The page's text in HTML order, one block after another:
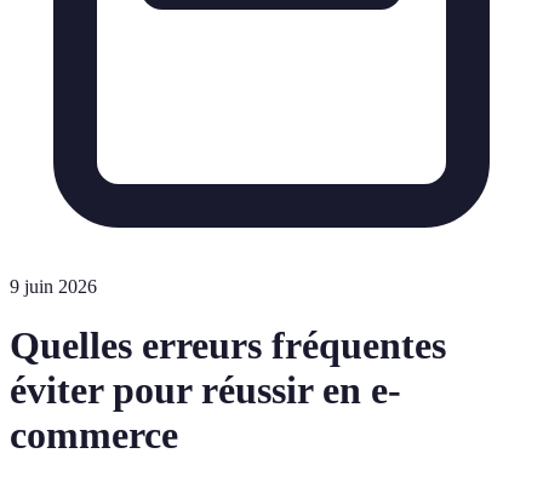
9 juin 2026
Quelles erreurs fréquentes
éviter pour réussir en e-
commerce